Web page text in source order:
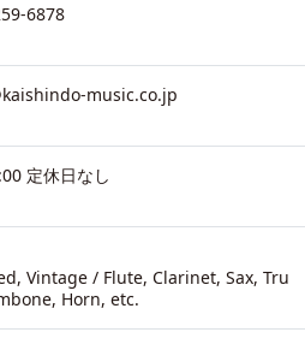
6878
music.co.jp
定休日なし
Vintage / Flute, Clarinet, Sax, Tru
Horn, etc.